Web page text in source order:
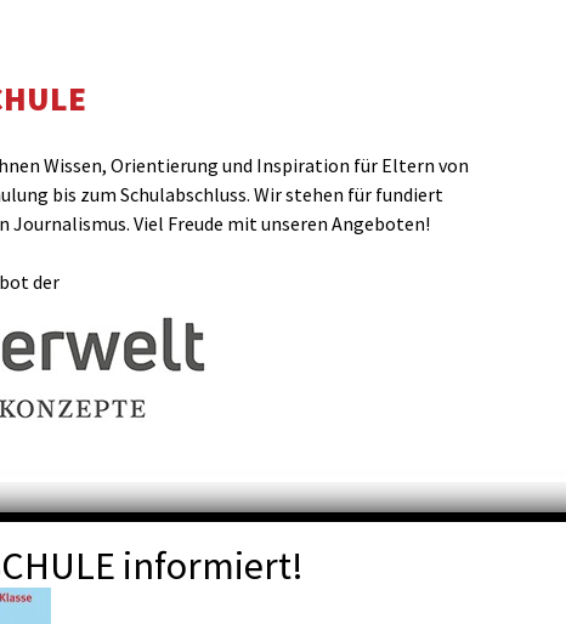
Wissen, Orientierung und Inspiration für Eltern von
bis zum Schulabschluss. Wir stehen für fundiert
Journalismus. Viel Freude mit unseren Angeboten!
der
informiert!